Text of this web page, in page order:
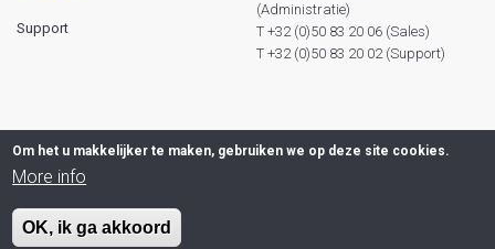
Support
(Administratie)
T +32 (0)50 83 20 06 (Sales)
T +32 (0)50 83 20 02 (Support)
© 2026 Dataline nv. All rights reserved -
Om het u makkelijker te maken, gebruiken we op deze site cookies.
More info
OK, ik ga akkoord